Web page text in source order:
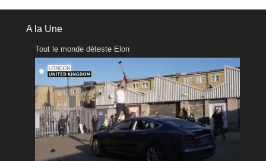
A la Une
Tout le monde déteste Elon